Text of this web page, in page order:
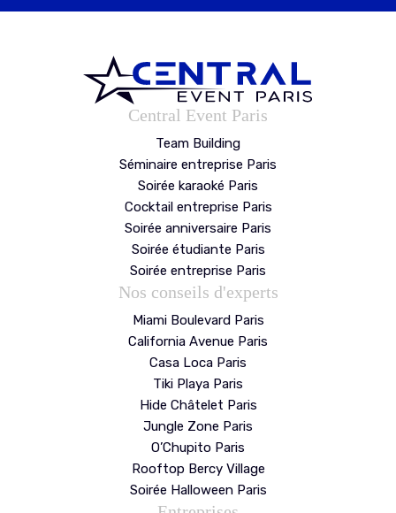
Central Event Paris
Team Building
Séminaire entreprise Paris
Soirée karaoké Paris
Cocktail entreprise Paris
Soirée anniversaire Paris
Soirée étudiante Paris
Soirée entreprise Paris
Nos conseils d'experts
Miami Boulevard Paris
California Avenue Paris
Casa Loca Paris
Tiki Playa Paris
Hide Châtelet Paris
Jungle Zone Paris
O’Chupito Paris
Rooftop Bercy Village
Soirée Halloween Paris